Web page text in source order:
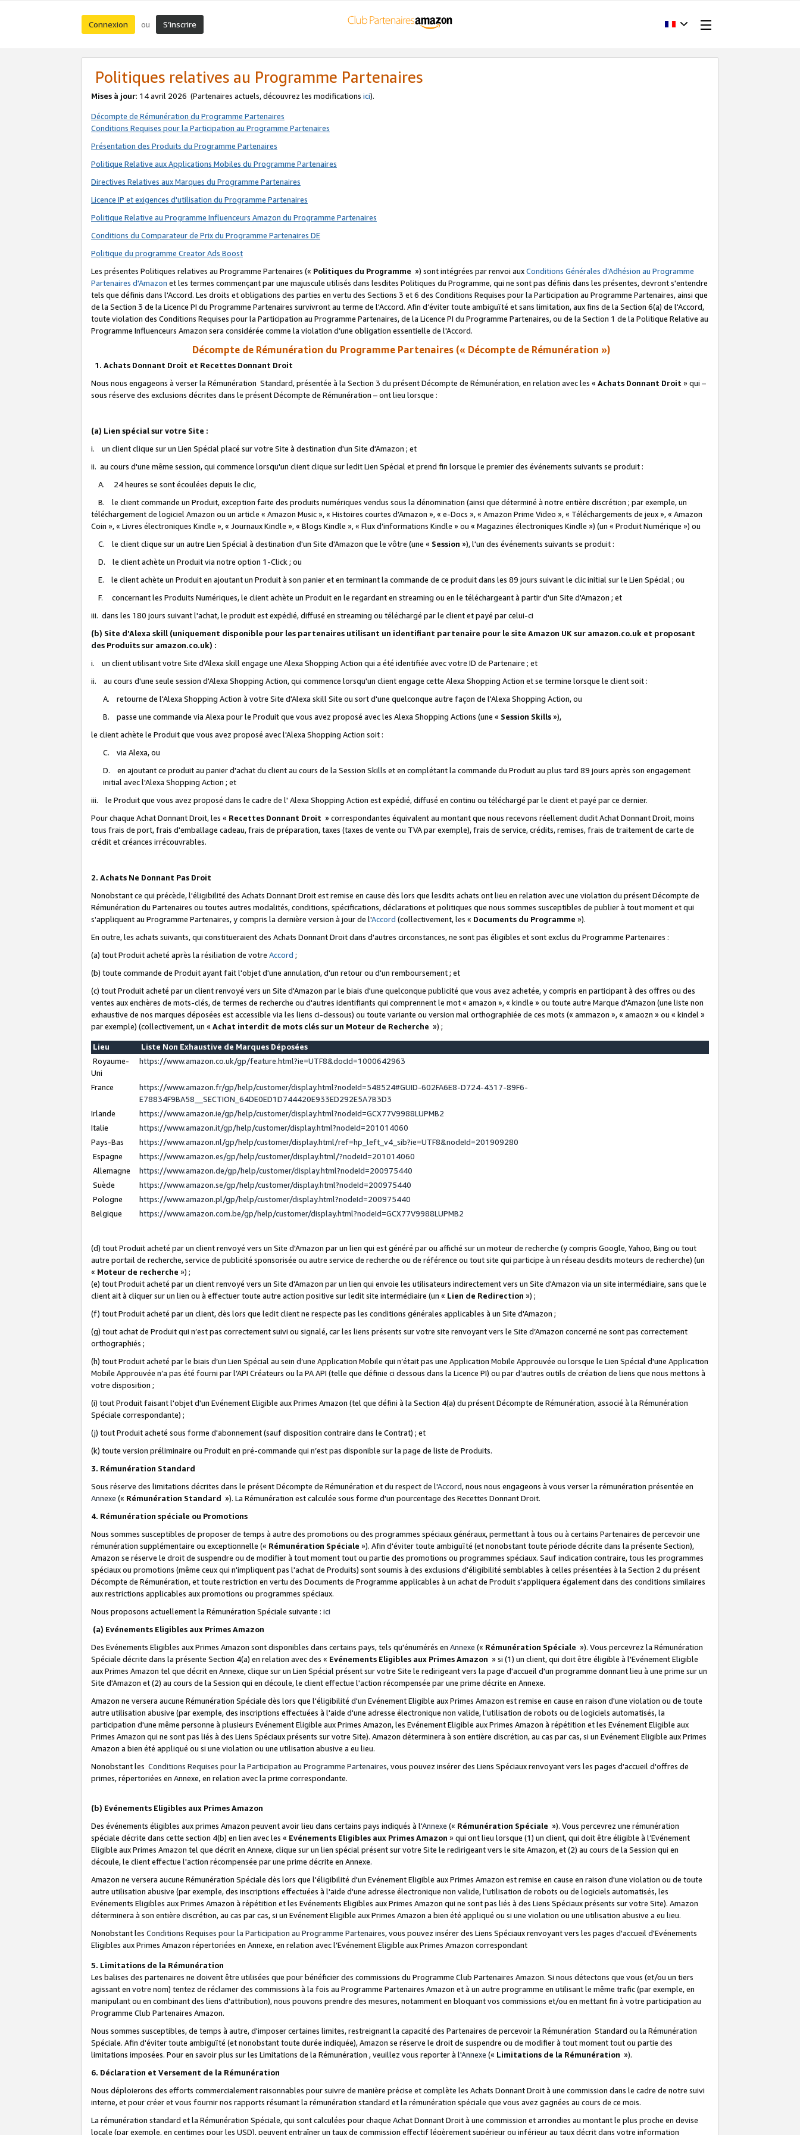
Connexion ou S’inscrire
Politiques relatives au Programme Partenaires
Mises à jour: 14 avril 2026 (Partenaires actuels, découvrez les modifications ici).
Décompte de Rémunération du Programme Partenaires
Conditions Requises pour la Participation au Programme Partenaires
Présentation des Produits du Programme Partenaires
Politique Relative aux Applications Mobiles du Programme Partenaires
Directives Relatives aux Marques du Programme Partenaires
Licence IP et exigences d'utilisation du Programme Partenaires
Politique Relative au Programme Influenceurs Amazon du Programme Partenaires
Conditions du Comparateur de Prix du Programme Partenaires DE
Politique du programme Creator Ads Boost
Les présentes Politiques relatives au Programme Partenaires (« Politiques du Programme ») sont intégrées par renvoi auxConditions Générales d’Adhésion au Programme
Partenaires d'Amazon et les termes commençant par une majuscule utilisés dans lesdites Politiques du Programme, qui ne sont pas définis dans les présentes, devront s'entendre
tels que définis dans l'Accord. Les droits et obligations des parties en vertu des Sections 3 et 6 des Conditions Requises pour la Participation au Programme Partenaires, ainsi que
de la Section 3 de la Licence PI du Programme Partenaires survivront au terme de l'Accord. Afin d’éviter toute ambiguïté et sans limitation, aux fins de la Section 6(a) de l'Accord,
toute violation des Conditions Requises pour la Participation au Programme Partenaires, de la Licence PI du Programme Partenaires, ou de la Section 1 de la Politique Relative au
Programme Influenceurs Amazon sera considérée comme la violation d’une obligation essentielle de l'Accord.
Décompte de Rémunération du Programme Partenaires (« Décompte de Rémunération »)
1. Achats Donnant Droit et Recettes Donnant Droit
Nous nous engageons à verser la Rémunération Standard, présentée à la Section 3 du présent Décompte de Rémunération, en relation avec les « Achats Donnant Droit » qui –
sous réserve des exclusions décrites dans le présent Décompte de Rémunération – ont lieu lorsque :
(a) Lien spécial sur votre Site :
i. un client clique sur un Lien Spécial placé sur votre Site à destination d'un Site d'Amazon ; et
ii. au cours d'une même session, qui commence lorsqu'un client clique sur ledit Lien Spécial et prend fin lorsque le premier des événements suivants se produit :
A. 24 heures se sont écoulées depuis le clic,
B. le client commande un Produit, exception faite des produits numériques vendus sous la dénomination (ainsi que déterminé à notre entière discrétion ; par exemple, un
téléchargement de logiciel Amazon ou un article « Amazon Music », « Histoires courtes d’Amazon », « e-Docs », « Amazon Prime Video », « Téléchargements de jeux », « Amazon
Coin », « Livres électroniques Kindle », « Journaux Kindle », « Blogs Kindle », « Flux d’informations Kindle » ou « Magazines électroniques Kindle ») (un « Produit Numérique ») ou
C. le client clique sur un autre Lien Spécial à destination d'un Site d'Amazon que le vôtre (une « Session »), l'un des événements suivants se produit :
D. le client achète un Produit via notre option 1-Click ; ou
E. le client achète un Produit en ajoutant un Produit à son panier et en terminant la commande de ce produit dans les 89 jours suivant le clic initial sur le Lien Spécial ; ou
F. concernant les Produits Numériques, le client achète un Produit en le regardant en streaming ou en le téléchargeant à partir d'un Site d'Amazon ; et
iii. dans les 180 jours suivant l'achat, le produit est expédié, diffusé en streaming ou téléchargé par le client et payé par celui-ci
(b) Site d'Alexa skill (uniquement disponible pour les partenaires utilisant un identifiant partenaire pour le site Amazon UK sur amazon.co.uk et proposant
des Produits sur amazon.co.uk) :
i. un client utilisant votre Site d'Alexa skill engage une Alexa Shopping Action qui a été identifiée avec votre ID de Partenaire ; et
ii. au cours d'une seule session d'Alexa Shopping Action, qui commence lorsqu'un client engage cette Alexa Shopping Action et se termine lorsque le client soit :
A. retourne de l'Alexa Shopping Action à votre Site d'Alexa skill Site ou sort d'une quelconque autre façon de l'Alexa Shopping Action, ou
B. passe une commande via Alexa pour le Produit que vous avez proposé avec les Alexa Shopping Actions (une « Session Skills»),
le client achète le Produit que vous avez proposé avec l'Alexa Shopping Action soit :
C. via Alexa, ou
D. en ajoutant ce produit au panier d'achat du client au cours de la Session Skills et en complétant la commande du Produit au plus tard 89 jours après son engagement
initial avec l'Alexa Shopping Action ; et
iii. le Produit que vous avez proposé dans le cadre de l' Alexa Shopping Action est expédié, diffusé en continu ou téléchargé par le client et payé par ce dernier.
Pour chaque Achat Donnant Droit, les « Recettes Donnant Droit » correspondantes équivalent au montant que nous recevons réellement dudit Achat Donnant Droit, moins
tous frais de port, frais d'emballage cadeau, frais de préparation, taxes (taxes de vente ou TVA par exemple), frais de service, crédits, remises, frais de traitement de carte de
crédit et créances irrécouvrables.
2. Achats Ne Donnant Pas Droit
Nonobstant ce qui précède, l'éligibilité des Achats Donnant Droit est remise en cause dès lors que lesdits achats ont lieu en relation avec une violation du présent Décompte de
Rémunération du Partenaires ou toutes autres modalités, conditions, spécifications, déclarations et politiques que nous sommes susceptibles de publier à tout moment et qui
s'appliquent au Programme Partenaires, y compris la dernière version à jour de l'Accord (collectivement, les « Documents du Programme »).
En outre, les achats suivants, qui constitueraient des Achats Donnant Droit dans d'autres circonstances, ne sont pas éligibles et sont exclus du Programme Partenaires :
(a) tout Produit acheté après la résiliation de votre Accord ;
(b) toute commande de Produit ayant fait l'objet d'une annulation, d'un retour ou d'un remboursement ; et
(c) tout Produit acheté par un client renvoyé vers un Site d'Amazon par le biais d'une quelconque publicité que vous avez achetée, y compris en participant à des offres ou des
ventes aux enchères de mots-clés, de termes de recherche ou d'autres identifiants qui comprennent le mot « amazon », « kindle » ou toute autre Marque d'Amazon (une liste non
exhaustive de nos marques déposées est accessible via les liens ci-dessous) ou toute variante ou version mal orthographiée de ces mots (« ammazon », « amaozn » ou « kindel »
par exemple) (collectivement, un « Achat interdit de mots clés sur un Moteur de Recherche ») ;
Lieu
Liste Non Exhaustive de Marques Déposées
Royaume-
Uni
https://www.amazon.co.uk/gp/feature.html?ie=UTF8&docId=1000642963
France
https://www.amazon.fr/gp/help/customer/display.html?nodeId=548524#GUID-602FA6E8-D724-4317-89F6-
E78834F9BA58__SECTION_64DE0ED1D744420E933ED292E5A7B3D3
Irlande
https://www.amazon.ie/gp/help/customer/display.html?nodeId=GCX77V9988LUPMB2
Italie
https://www.amazon.it/gp/help/customer/display.html?nodeId=201014060
Pays-Bas
https://www.amazon.nl/gp/help/customer/display.html/ref=hp_left_v4_sib?ie=UTF8&nodeId=201909280
Espagne
https://www.amazon.es/gp/help/customer/display.html/?nodeId=201014060
Allemagne
https://www.amazon.de/gp/help/customer/display.html?nodeId=200975440
Suède
https://www.amazon.se/gp/help/customer/display.html?nodeId=200975440
Pologne
https://www.amazon.pl/gp/help/customer/display.html?nodeId=200975440
Belgique
https://www.amazon.com.be/gp/help/customer/display.html?nodeId=GCX77V9988LUPMB2
(d) tout Produit acheté par un client renvoyé vers un Site d'Amazon par un lien qui est généré par ou affiché sur un moteur de recherche (y compris Google, Yahoo, Bing ou tout
autre portail de recherche, service de publicité sponsorisée ou autre service de recherche ou de référence ou tout site qui participe à un réseau desdits moteurs de recherche) (un
« Moteur de recherche ») ;
(e) tout Produit acheté par un client renvoyé vers un Site d'Amazon par un lien qui envoie les utilisateurs indirectement vers un Site d'Amazon via un site intermédiaire, sans que le
client ait à cliquer sur un lien ou à effectuer toute autre action positive sur ledit site intermédiaire (un « Lien de Redirection ») ;
(f) tout Produit acheté par un client, dès lors que ledit client ne respecte pas les conditions générales applicables à un Site d'Amazon ;
(g) tout achat de Produit qui n’est pas correctement suivi ou signalé, car les liens présents sur votre site renvoyant vers le Site d’Amazon concerné ne sont pas correctement
orthographiés ;
(h) tout Produit acheté par le biais d’un Lien Spécial au sein d’une Application Mobile qui n’était pas une Application Mobile Approuvée ou lorsque le Lien Spécial d'une Application
Mobile Approuvée n’a pas été fourni par l’API Créateurs ou la PA API (telle que définie ci dessous dans la Licence PI) ou par d’autres outils de création de liens que nous mettons à
votre disposition ;
(i) tout Produit faisant l'objet d'un Evénement Eligible aux Primes Amazon (tel que défini à la Section 4(a) du présent Décompte de Rémunération, associé à la Rémunération
Spéciale correspondante) ;
(j) tout Produit acheté sous forme d'abonnement (sauf disposition contraire dans le Contrat) ; et
(k) toute version préliminaire ou Produit en pré-commande qui n’est pas disponible sur la page de liste de Produits.
3. Rémunération Standard
Sous réserve des limitations décrites dans le présent Décompte de Rémunération et du respect de l'Accord, nous nous engageons à vous verser la rémunération présentée en
Annexe (« Rémunération Standard »). La Rémunération est calculée sous forme d'un pourcentage des Recettes Donnant Droit.
4. Rémunération spéciale ou Promotions
Nous sommes susceptibles de proposer de temps à autre des promotions ou des programmes spéciaux généraux, permettant à tous ou à certains Partenaires de percevoir une
rémunération supplémentaire ou exceptionnelle (« Rémunération Spéciale »). Afin d'éviter toute ambiguïté (et nonobstant toute période décrite dans la présente Section),
Amazon se réserve le droit de suspendre ou de modifier à tout moment tout ou partie des promotions ou programmes spéciaux. Sauf indication contraire, tous les programmes
spéciaux ou promotions (même ceux qui n'impliquent pas l'achat de Produits) sont soumis à des exclusions d'éligibilité semblables à celles présentées à la Section 2 du présent
Décompte de Rémunération, et toute restriction en vertu des Documents de Programme applicables à un achat de Produit s'appliquera également dans des conditions similaires
aux restrictions applicables aux promotions ou programmes spéciaux.
Nous proposons actuellement la Rémunération Spéciale suivante : ici
(a) Evénements Eligibles aux Primes Amazon
Des Evénements Eligibles aux Primes Amazon sont disponibles dans certains pays, tels qu'énumérés en Annexe (« Rémunération Spéciale »). Vous percevrez la Rémunération
Spéciale décrite dans la présente Section 4(a) en relation avec des « Evénements Eligibles aux Primes Amazon » si (1) un client, qui doit être éligible à l'Evénement Eligible
aux Primes Amazon tel que décrit en Annexe, clique sur un Lien Spécial présent sur votre Site le redirigeant vers la page d'accueil d'un programme donnant lieu à une prime sur un
Site d'Amazon et (2) au cours de la Session qui en découle, le client effectue l'action récompensée par une prime décrite en Annexe.
Amazon ne versera aucune Rémunération Spéciale dès lors que l'éligibilité d'un Evénement Eligible aux Primes Amazon est remise en cause en raison d'une violation ou de toute
autre utilisation abusive (par exemple, des inscriptions effectuées à l'aide d'une adresse électronique non valide, l'utilisation de robots ou de logiciels automatisés, la
participation d'une même personne à plusieurs Evénement Eligible aux Primes Amazon, les Evénement Eligible aux Primes Amazon à répétition et les Evénement Eligible aux
Primes Amazon qui ne sont pas liés à des Liens Spéciaux présents sur votre Site). Amazon déterminera à son entière discrétion, au cas par cas, si un Evénement Eligible aux Primes
Amazon a bien été appliqué ou si une violation ou une utilisation abusive a eu lieu.
Nonobstant les Conditions Requises pour la Participation au Programme Partenaires, vous pouvez insérer des Liens Spéciaux renvoyant vers les pages d'accueil d'offres de
primes, répertoriées en Annexe, en relation avec la prime correspondante.
(b) Evénements Eligibles aux Primes Amazon
Des événements éligibles aux primes Amazon peuvent avoir lieu dans certains pays indiqués à l'Annexe (« Rémunération Spéciale »). Vous percevrez une rémunération
spéciale décrite dans cette section 4(b) en lien avec les « Evénements Eligibles aux Primes Amazon » qui ont lieu lorsque (1) un client, qui doit être éligible à l’Evénement
Eligible aux Primes Amazon tel que décrit en Annexe, clique sur un lien spécial présent sur votre Site le redirigeant vers le site Amazon, et (2) au cours de la Session qui en
découle, le client effectue l'action récompensée par une prime décrite en Annexe.
Amazon ne versera aucune Rémunération Spéciale dès lors que l'éligibilité d'un Evénement Eligible aux Primes Amazon est remise en cause en raison d'une violation ou de toute
autre utilisation abusive (par exemple, des inscriptions effectuées à l'aide d'une adresse électronique non valide, l'utilisation de robots ou de logiciels automatisés, les
Evénements Eligibles aux Primes Amazon à répétition et les Evénements Eligibles aux Primes Amazon qui ne sont pas liés à des Liens Spéciaux présents sur votre Site). Amazon
déterminera à son entière discrétion, au cas par cas, si un Evénement Eligible aux Primes Amazon a bien été appliqué ou si une violation ou une utilisation abusive a eu lieu.
Nonobstant les Conditions Requises pour la Participation au Programme Partenaires, vous pouvez insérer des Liens Spéciaux renvoyant vers les pages d'accueil d'Evénements
Eligibles aux Primes Amazon répertoriées en Annexe, en relation avec l’Evénement Eligible aux Primes Amazon correspondant
5. Limitations de la Rémunération
Les balises des partenaires ne doivent être utilisées que pour bénéficier des commissions du Programme Club Partenaires Amazon. Si nous détectons que vous (et/ou un tiers
agissant en votre nom) tentez de réclamer des commissions à la fois au Programme Partenaires Amazon et à un autre programme en utilisant le même trafic (par exemple, en
manipulant ou en combinant des liens d'attribution), nous pouvons prendre des mesures, notamment en bloquant vos commissions et/ou en mettant fin à votre participation au
Programme Club Partenaires Amazon.
Nous sommes susceptibles, de temps à autre, d'imposer certaines limites, restreignant la capacité des Partenaires de percevoir la Rémunération Standard ou la Rémunération
Spéciale. Afin d'éviter toute ambiguïté (et nonobstant toute durée indiquée), Amazon se réserve le droit de suspendre ou de modifier à tout moment tout ou partie des
limitations imposées. Pour en savoir plus sur les Limitations de la Rémunération , veuillez vous reporter à l'Annexe (« Limitations de la Rémunération »).
6. Déclaration et Versement de la Rémunération
Nous déploierons des efforts commercialement raisonnables pour suivre de manière précise et complète les Achats Donnant Droit à une commission dans le cadre de notre suivi
interne, et pour créer et vous fournir nos rapports résumant la rémunération standard et la rémunération spéciale que vous avez gagnées au cours de ce mois.
La rémunération standard et la Rémunération Spéciale, qui sont calculées pour chaque Achat Donnant Droit à une commission et arrondies au montant le plus proche en devise
locale (par exemple, en centimes pour les USD), peuvent entraîner un taux de commission effectif légèrement supérieur ou inférieur au taux décrit dans votre information